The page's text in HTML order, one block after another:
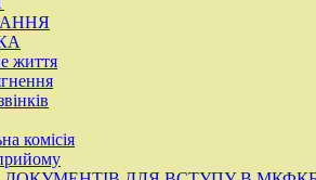
життя
комісія